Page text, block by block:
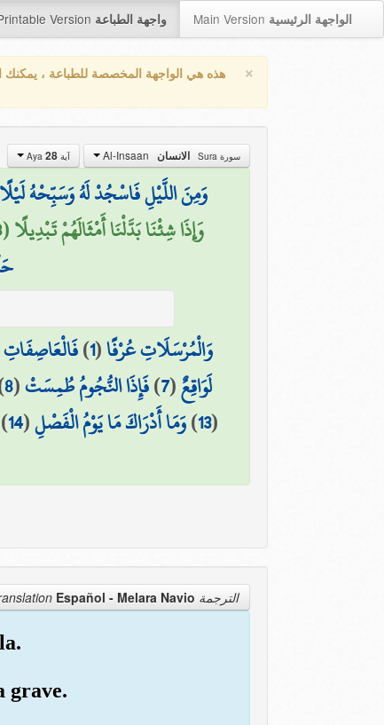
Version واجهة الطباعة Main Version الواجهة الرئيسية
× هذه هي الواجهة المخصصة للطباعة ، يمكنك
سورة Sura الانسان آية Aya 28
وَمِنَ اللَّيْلِ فَاسْجُدْ لَهُ وَسَبِّحْهُ
وَإِذَا شِئْنَا بَدَّلْنَا أَمْثَالَهُمْ تَبْدِيلًا (28)
وَالْمُرْسَلَاتِ عُرْفًا(
1
)
لَوَاقِعٌ(
7
)فَإِذَا النُّجُومُ طُمِسَتْ(
8
(
13
)وَمَا أَدْرَاكَ مَا يَوْمُ الْفَصْلِ(
14
الترجمة Translation Español - Melara Navio
grave.